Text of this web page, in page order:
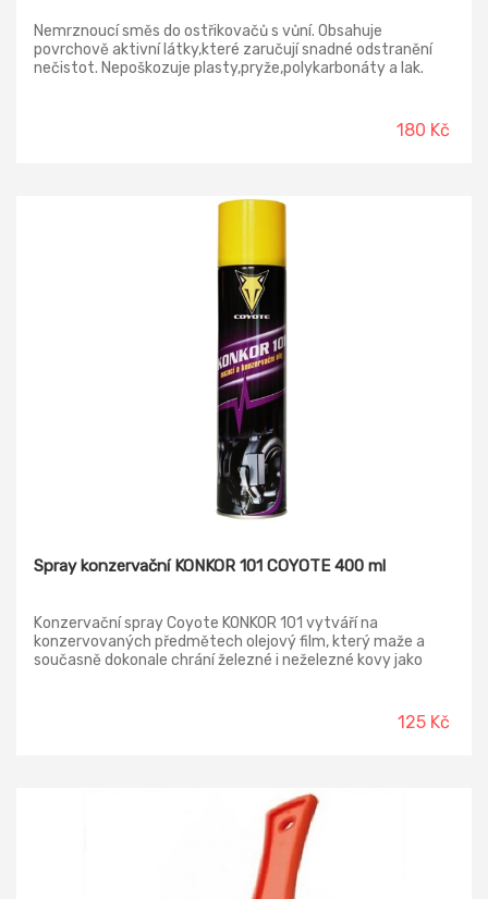
Nemrznoucí směs do ostřikovačů s vůní. Obsahuje
povrchově aktivní látky,které zaručují snadné odstranění
nečistot. Nepoškozuje plasty,pryže,polykarbonáty a lak.
180 Kč
Spray konzervační KONKOR 101 COYOTE 400 ml
Konzervační spray Coyote KONKOR 101 vytváří na
konzervovaných předmětech olejový film, který maže a
současně dokonale chrání železné i neželezné kovy jako
pantů. Uvolňuje zaseklé mechanismy. Vhodný k čištění a125 Kč